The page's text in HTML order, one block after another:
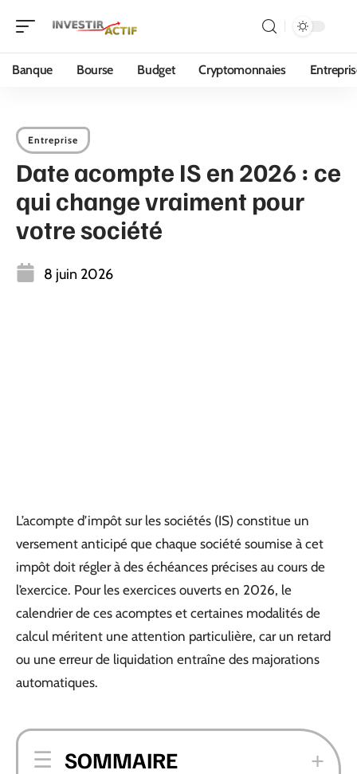
Banque Bourse Budget Cryptomonnaies
Entreprise
Date acompte IS en 2026 : ce
qui change vraiment pour
votre société
8 juin 2026
L’acompte d’impôt sur les sociétés (IS) constitue un
versement anticipé que chaque société soumise à cet
impôt doit régler à des échéances précises au cours de
l’exercice. Pour les exercices ouverts en 2026, le
calendrier de ces acomptes et certaines modalités de
calcul méritent une attention particulière, car un retard
ou une erreur de liquidation entraîne des majorations
automatiques.
SOMMAIRE